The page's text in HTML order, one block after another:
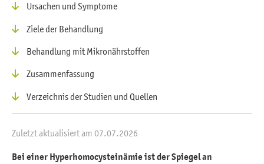
Ursachen und Symptome
Ziele der Behandlung
Behandlung mit Mikronährstoffen
Zusammenfassung
Verzeichnis der Studien und Quellen
Zuletzt aktualisiert am 07.07.2026
Bei einer Hyperhomocysteinämie ist der Spiegel an